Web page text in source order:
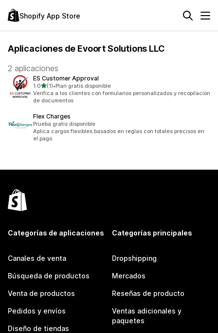
Shopify App Store
Aplicaciones de Evoort Solutions LLC
2 aplicaciones
ES Customer Approval
1.0de 5 estrellas
(1)
1 reseñas en total
•Plan gratis disponible
Verifica a los clientes con formularios personalizados y recopilación
de documentos
Flex Charges
Prueba gratis disponible
Aplica cargos flexibles basados en reglas con totales precisos en
el pago.
Categorías de aplicaciones
Canales de venta
Búsqueda de productos
Venta de productos
Pedidos y envíos
Diseño de tiendas
Categorías principales
Dropshipping
Mercados
Reseñas de producto
Ventas adicionales y
paquetes